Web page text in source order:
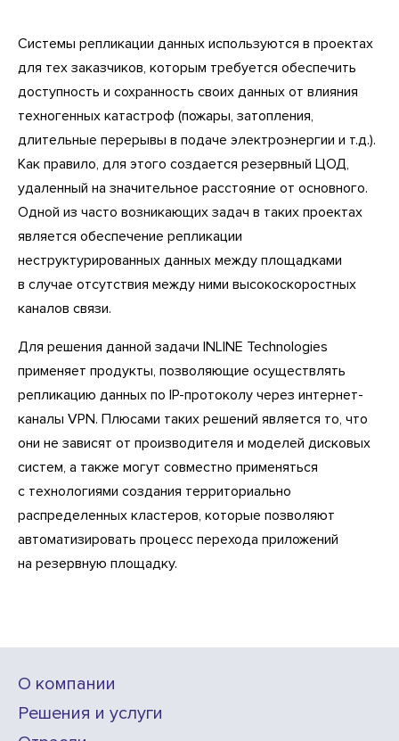
Системы репликации данных используются в проектах
для тех заказчиков, которым требуется обеспечить
доступность и сохранность своих данных от влияния
техногенных катастроф (пожары, затопления,
длительные перерывы в подаче электроэнергии и т.д.).
Как правило, для этого создается резервный ЦОД,
удаленный на значительное расстояние от основного.
Одной из часто возникающих задач в таких проектах
является обеспечение репликации
неструктурированных данных между площадками
в случае отсутствия между ними высокоскоростных
каналов связи.
Для решения данной задачи INLINE Technologies
применяет продукты, позволяющие осуществлять
репликацию данных по IP-протоколу через интернет-
каналы VPN. Плюсами таких решений является то, что
они не зависят от производителя и моделей дисковых
систем, а также могут совместно применяться
с технологиями создания территориально
распределенных кластеров, которые позволяют
автоматизировать процесс перехода приложений
на резервную площадку.
О компании
Решения и услуги